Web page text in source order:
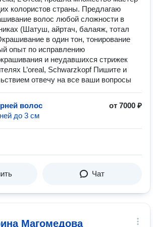
колористов страны. Предлагаю
волос любой сложности в
(Шатуш, айртач, балаяж, тотал
в один тон, тонирование
опыт по исправлению
и неудавшихся стрижек
L’oreal, Schwarzkopf Пишите и
отвечу на все ваши вопросы
волос
от 7000 ₽
до 3 см
Чат
Магомедова